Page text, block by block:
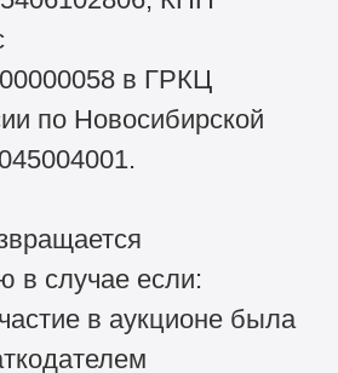
в ГРКЦ
по Новосибирской
в случае если:
в аукционе была